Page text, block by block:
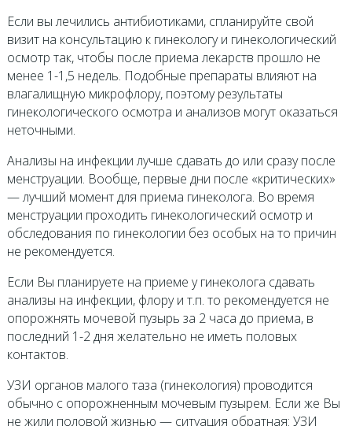
Если вы лечились антибиотиками, спланируйте свой
визит на консультацию к гинекологу и гинекологический
осмотр так, чтобы после приема лекарств прошло не
менее 1-1,5 недель. Подобные препараты влияют на
влагалищную микрофлору, поэтому результаты
гинекологического осмотра и анализов могут оказаться
неточными.
Анализы на инфекции лучше сдавать до или сразу после
менструации. Вообще, первые дни после «критических»
— лучший момент для приема гинеколога. Во время
менструации проходить гинекологический осмотр и
обследования по гинекологии без особых на то причин
не рекомендуется.
Если Вы планируете на приеме у гинеколога сдавать
анализы на инфекции, флору и т.п. то рекомендуется не
опорожнять мочевой пузырь за 2 часа до приема, в
последний 1-2 дня желательно не иметь половых
контактов.
УЗИ органов малого таза (гинекология) проводится
обычно с опорожненным мочевым пузырем. Если же Вы
не жили половой жизнью — ситуация обратная: УЗИ